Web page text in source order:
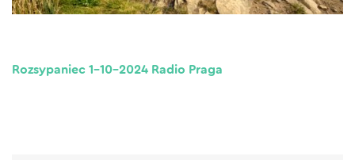
Rozsypaniec 1-10-2024 Radio Praga